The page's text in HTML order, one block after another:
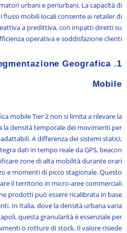
urbani e periurbani. La capacità di
mobili locali consente ai retailer di
a predittiva, con impatti diretti su
operativa e soddisfazione clienti.
Geografica
Mobile
mobile Tier 2 non si limita a rilevare la
la densità temporale dei movimenti per
A differenza dei sistemi statici,
dati in tempo reale da GPS, beacon
zone di alta mobilità durante orari
e momenti di picco stagionale. Questo
il territorio in micro-aree commerciali
prodotti può essere ricalibrata in base
In Italia, dove la densità urbana varia
questa granularità è essenziale per
o rotture di stock. Il valore risiede